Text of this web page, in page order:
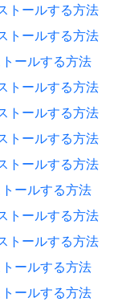
トールする方法
トールする方法
ールする方法
トールする方法
トールする方法
トールする方法
トールする方法
ールする方法
トールする方法
トールする方法
ールする方法
ールする方法